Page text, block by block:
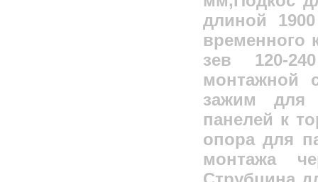
длиной
временного
зев 120-
монтажной
зажим для
панелей к
опора для
монтажа